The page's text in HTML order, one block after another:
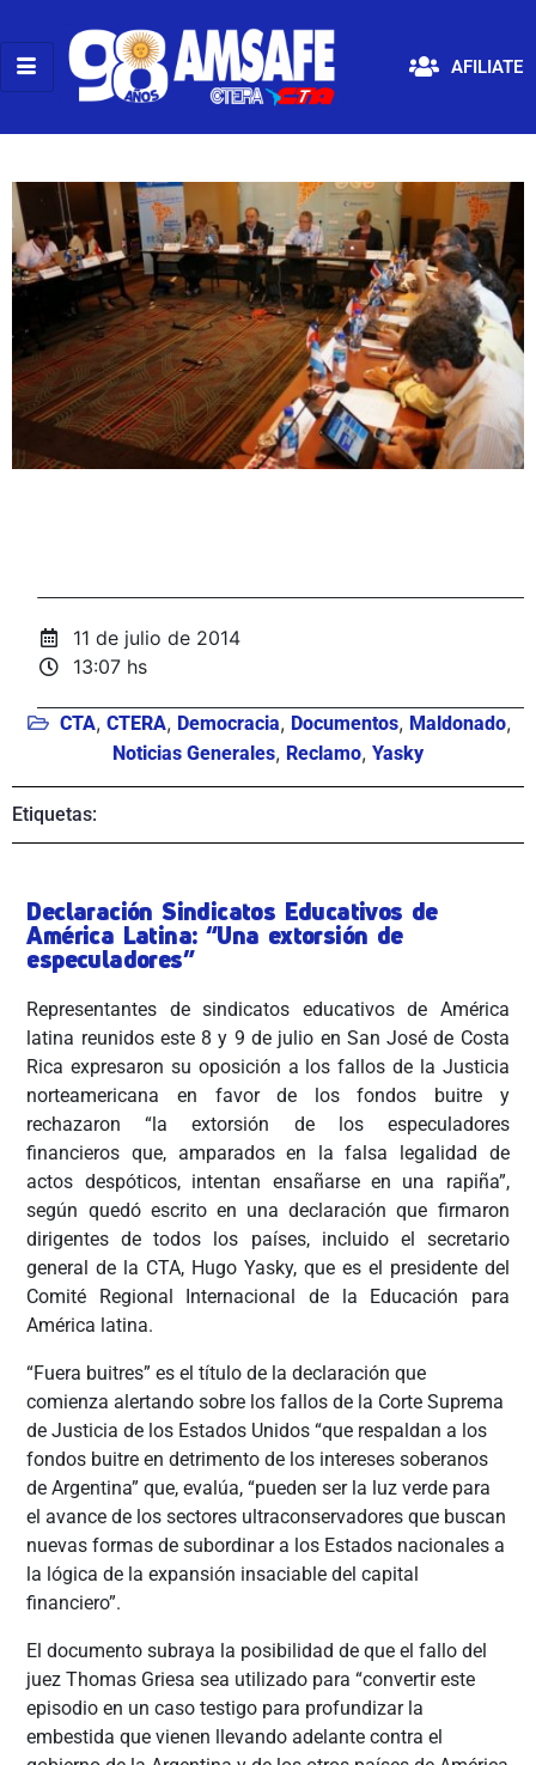
AFILIATE
11 de julio de 2014
13:07 hs
CTA, CTERA, Democracia, Documentos, Maldonado,
Noticias Generales, Reclamo, Yasky
Etiquetas:
Declaración Sindicatos Educativos de
América Latina: “Una extorsión de
especuladores”
Representantes de sindicatos educativos de América
latina reunidos este 8 y 9 de julio en San José de Costa
Rica expresaron su oposición a los fallos de la Justicia
norteamericana en favor de los fondos buitre y
rechazaron “la extorsión de los especuladores
financieros que, amparados en la falsa legalidad de
actos despóticos, intentan ensañarse en una rapiña”,
según quedó escrito en una declaración que firmaron
dirigentes de todos los países, incluido el secretario
general de la CTA, Hugo Yasky, que es el presidente del
Comité Regional Internacional de la Educación para
América latina.
“Fuera buitres” es el título de la declaración que
comienza alertando sobre los fallos de la Corte Suprema
de Justicia de los Estados Unidos “que respaldan a los
fondos buitre en detrimento de los intereses soberanos
de Argentina” que, evalúa, “pueden ser la luz verde para
el avance de los sectores ultraconservadores que buscan
nuevas formas de subordinar a los Estados nacionales a
la lógica de la expansión insaciable del capital
financiero”.
El documento subraya la posibilidad de que el fallo del
juez Thomas Griesa sea utilizado para “convertir este
episodio en un caso testigo para profundizar la
embestida que vienen llevando adelante contra el